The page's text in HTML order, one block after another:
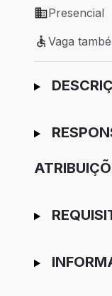
Modelo de
Presencial
Vaga também
Vaga
Ir para